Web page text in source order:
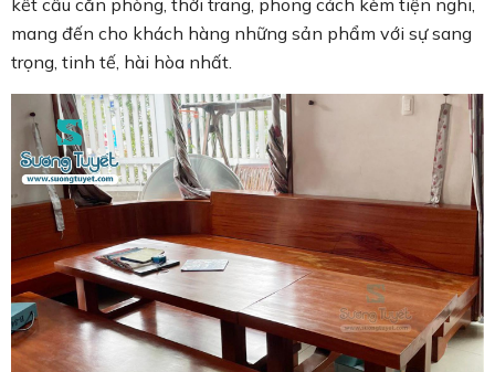
mang đến cho khách hàng những sản phẩm với sự sang
trọng, tinh tế, hài hòa nhất.